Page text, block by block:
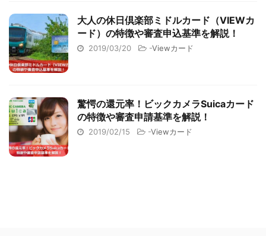
大人の休日倶楽部ミドルカード（VIEWカ
ード）の特徴や審査申込基準を解説！
2019/03/20 -Viewカード
驚愕の還元率！ビックカメラSuicaカード
の特徴や審査申請基準を解説！
2019/02/15 -Viewカード